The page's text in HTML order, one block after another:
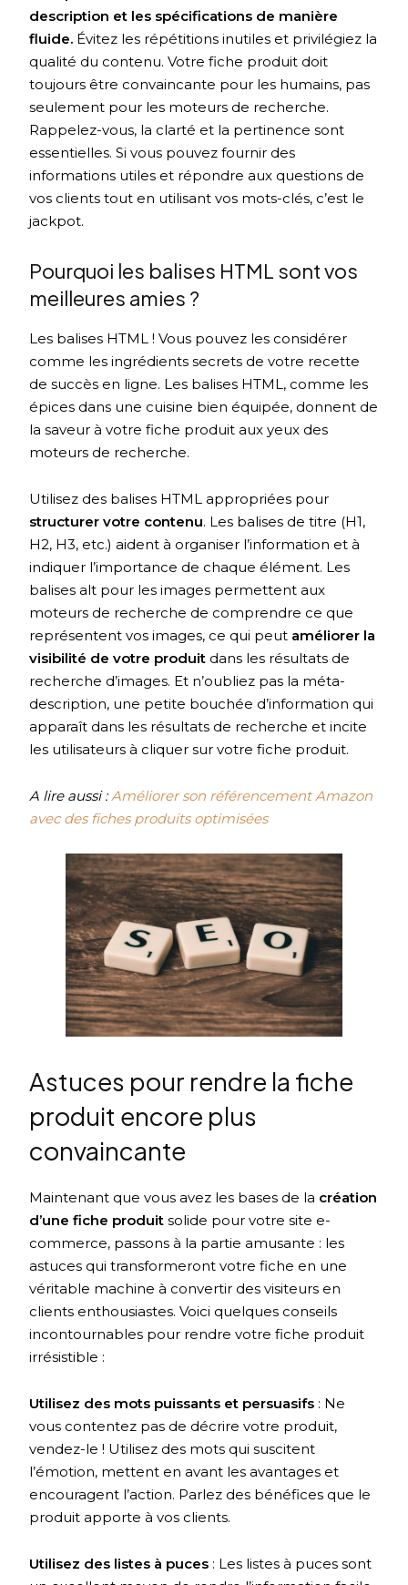
description et les spécifications de manière
fluide. Évitez les répétitions inutiles et privilégiez la
qualité du contenu. Votre fiche produit doit
toujours être convaincante pour les humains, pas
seulement pour les moteurs de recherche.
Rappelez-vous, la clarté et la pertinence sont
essentielles. Si vous pouvez fournir des
informations utiles et répondre aux questions de
vos clients tout en utilisant vos mots-clés, c’est le
jackpot.
Pourquoi les balises HTML sont vos
meilleures amies ?
Les balises HTML ! Vous pouvez les considérer
comme les ingrédients secrets de votre recette
de succès en ligne. Les balises HTML, comme les
épices dans une cuisine bien équipée, donnent de
la saveur à votre fiche produit aux yeux des
moteurs de recherche.
Utilisez des balises HTML appropriées pour
structurer votre contenu. Les balises de titre (H1,
H2, H3, etc.) aident à organiser l’information et à
indiquer l’importance de chaque élément. Les
balises alt pour les images permettent aux
moteurs de recherche de comprendre ce que
représentent vos images, ce qui peut améliorer la
visibilité de votre produit dans les résultats de
recherche d’images. Et n’oubliez pas la méta-
description, une petite bouchée d’information qui
apparaît dans les résultats de recherche et incite
les utilisateurs à cliquer sur votre fiche produit.
A lire aussi :Améliorer son référencement Amazon
avec des fiches produits optimisées
Astuces pour rendre la fiche
produit encore plus
convaincante
Maintenant que vous avez les bases de la création
d’une fiche produitsolide pour votre site e-
commerce, passons à la partie amusante : les
astuces qui transformeront votre fiche en une
véritable machine à convertir des visiteurs en
clients enthousiastes. Voici quelques conseils
incontournables pour rendre votre fiche produit
irrésistible :
Utilisez des mots puissants et persuasifs : Ne
vous contentez pas de décrire votre produit,
vendez-le ! Utilisez des mots qui suscitent
l’émotion, mettent en avant les avantages et
encouragent l’action. Parlez des bénéfices que le
produit apporte à vos clients.
Utilisez des listes à puces : Les listes à puces sont